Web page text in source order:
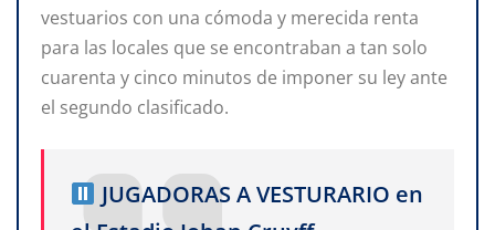
vestuarios con una cómoda y merecida renta
para las locales que se encontraban a tan solo
cuarenta y cinco minutos de imponer su ley ante
el segundo clasificado.
JUGADORAS A VESTURARIO en